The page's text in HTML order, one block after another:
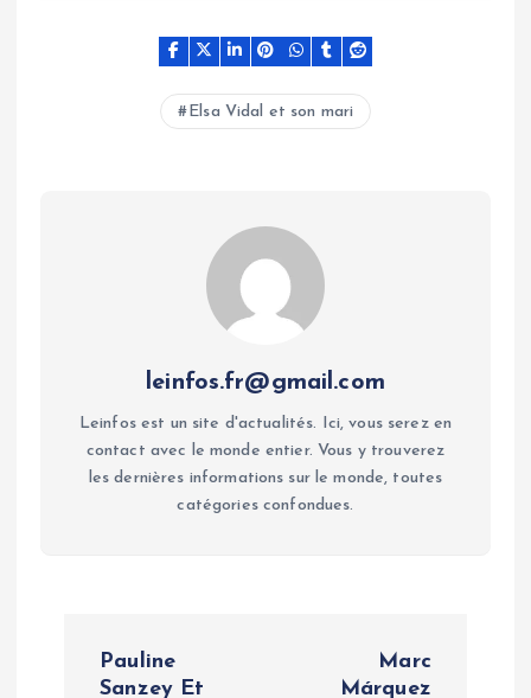
Elsa Vidal et son mari
leinfos.fr@gmail.com
Leinfos est un site d'actualités. Ici, vous serez en
contact avec le monde entier. Vous y trouverez
les dernières informations sur le monde, toutes
catégories confondues.
Pauline
Sanzey Et
Marc
Márquez